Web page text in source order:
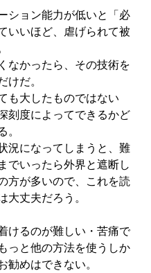
ション能力が低いと「必
いいほど、虐げられて被
なかったら、その技術を
けだ。
も大したものではない
刻度によってできるかど
。
況になってしまうと、難
でいったら外界と遮断し
方が多いので、これを読
大丈夫だろう。
けるのが難しい・苦痛で
っと他の方法を使うしか
勧めはできない。